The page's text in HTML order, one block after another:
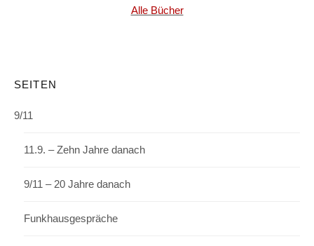
Alle Bücher
SEITEN
9/11
11.9. – Zehn Jahre danach
9/11 – 20 Jahre danach
Funkhausgespräche